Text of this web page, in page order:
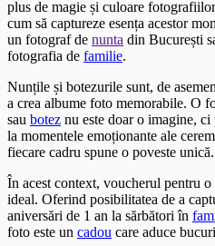
plus de magie și culoare
cum să captureze esența acestor
un fotograf de nunta din București
fotografia de familie.
Nunțile și botezurile sunt, de
a crea albume foto memorabile. O
sau botez nu este doar o imagine,
la momentele emoționante ale
fiecare cadru spune o poveste unică.
În acest context, voucherul pentru
ideal. Oferind posibilitatea de a
aniversări de 1 an la sărbători în
foto este un cadou care aduce